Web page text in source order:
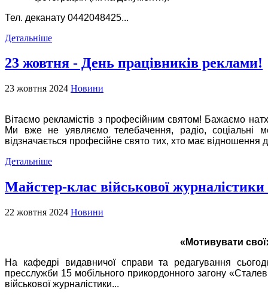
Тел. деканату 0442048425...
Детальніше
23 жовтня - День працівників реклами!
23 жовтня 2024 Новини
Вітаємо рекламістів з професійним святом! Бажаємо
Ми вже не уявляємо телебачення, радіо, соціальні
відзначається професійне свято тих, хто має
Детальніше
Майстер-клас військової
22 жовтня 2024 Новини
«Мотивувати
На кафедрі видавничої справи та редагування
пресслужби 15 мобільного прикордонного загону
військової журналістики...